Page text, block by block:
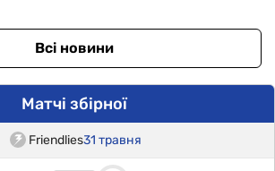
Всі новини
Матчі збірної
Friendlies31 травня